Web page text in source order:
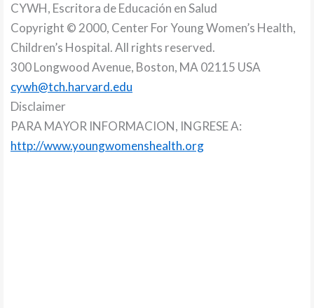
CYWH, Escritora de Educación en Salud
Copyright © 2000, Center For Young Women’s Health,
Children’s Hospital. All rights reserved.
300 Longwood Avenue, Boston, MA 02115 USA
cywh@tch.harvard.edu
Disclaimer
PARA MAYOR INFORMACION, INGRESE A:
http://www.youngwomenshealth.org